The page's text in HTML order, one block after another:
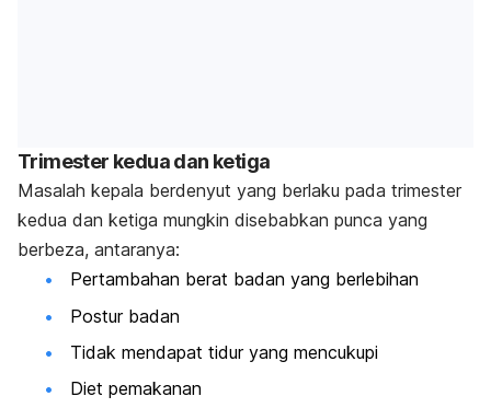
Trimester kedua dan ketiga
Masalah kepala berdenyut yang berlaku pada trimester
kedua dan ketiga mungkin disebabkan punca yang
berbeza, antaranya:
Pertambahan berat badan yang berlebihan
Postur badan
Tidak mendapat tidur yang mencukupi
Diet pemakanan